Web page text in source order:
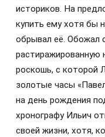
историков. На
купить ему хотя бы
обрывал её. Обожал
растиражированную
роскошь, с которой
золотые часы
на день рождения
хронографу Ильич
своей жизни, хотя,